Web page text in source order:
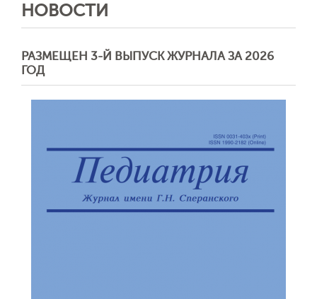
НОВОСТИ
РАЗМЕЩЕН 3-Й ВЫПУСК ЖУРНАЛА ЗА 2026
ГОД